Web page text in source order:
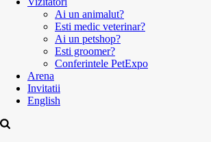
Ai un animalut?
Esti medic veterinar?
Ai un petshop?
Esti groomer?
Conferintele PetExpo
Arena
Invitatii
English